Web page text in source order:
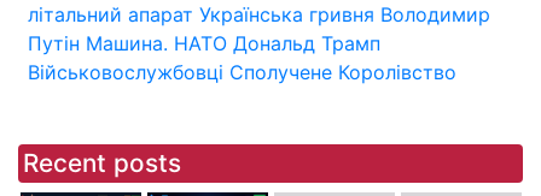
літальний апарат Українська гривня Володимир
Путін Машина. НАТО Дональд Трамп
Військовослужбовці Сполучене Королівство
Recent posts